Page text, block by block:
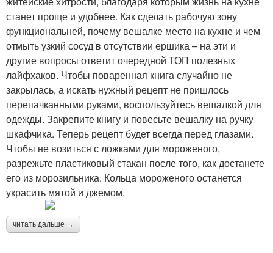
станет проще и удобнее. Как сделать рабочую зону
функциональней, почему вешалке место на кухне и чем
отмыть узкий сосуд в отсутствии ершика – на эти и
другие вопросы ответит очередной ТОП полезных
лайфхаков. Чтобы поваренная книга случайно не
закрылась, а искать нужный рецепт не пришлось
перепачканными руками, воспользуйтесь вешалкой для
одежды. Закрепите книгу и повесьте вешалку на ручку
шкафчика. Теперь рецепт будет всегда перед глазами.
Чтобы не возиться с ложками для мороженого,
разрежьте пластиковый стакан после того, как достанете
его из морозильника. Кольца мороженого останется
украсить мятой и джемом.
читать дальше →